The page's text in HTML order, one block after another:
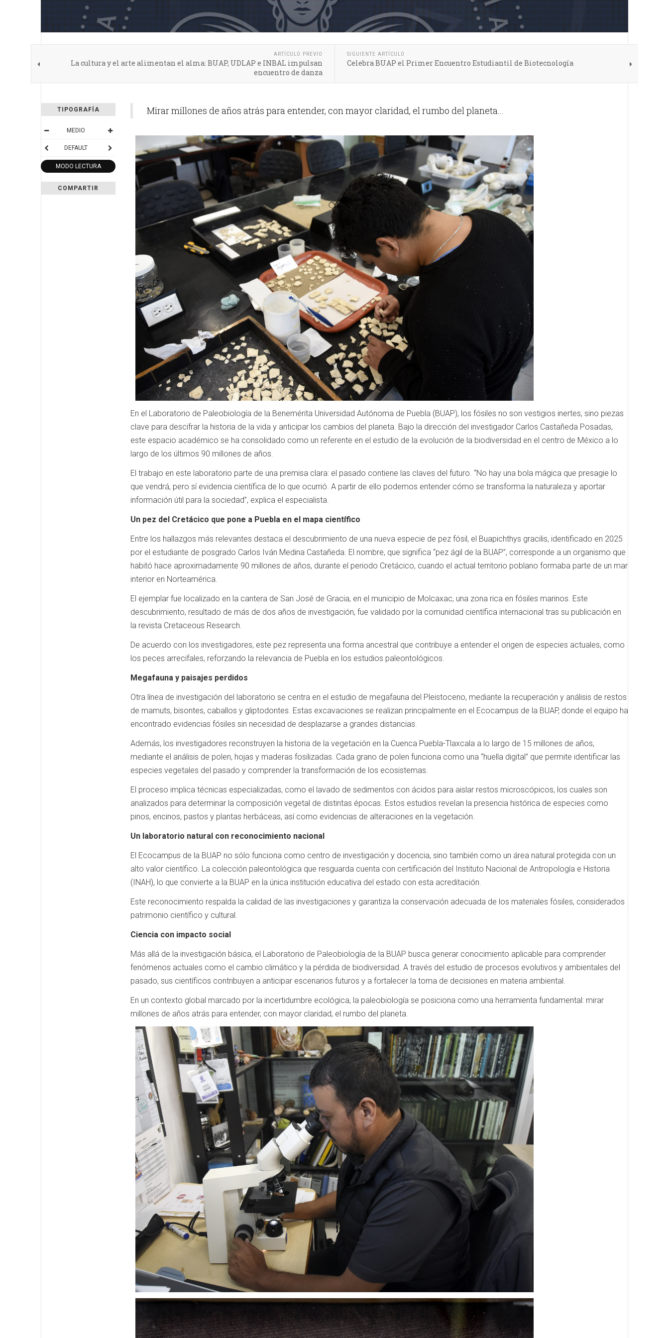
ARTÍCULO PREVIO
La cultura y el arte alimentan el alma: BUAP, UDLAP e INBAL impulsan
encuentro de danza
SIGUIENTE ARTÍCULO
Celebra BUAP el Primer Encuentro Estudiantil de Biotecnología
TIPOGRAFÍA
MEDIO
DEFAULT
MODO LECTURA
COMPARTIR
Mirar millones de años atrás para entender, con mayor claridad, el rumbo del planeta...
En el Laboratorio de Paleobiología de la Benemérita Universidad Autónoma de Puebla (BUAP), los fósiles no son vestigios inertes, sino piezas
clave para descifrar la historia de la vida y anticipar los cambios del planeta. Bajo la dirección del investigador Carlos Castañeda Posadas,
este espacio académico se ha consolidado como un referente en el estudio de la evolución de la biodiversidad en el centro de México a lo
largo de los últimos 90 millones de años.
El trabajo en este laboratorio parte de una premisa clara: el pasado contiene las claves del futuro. “No hay una bola mágica que presagie lo
que vendrá, pero sí evidencia científica de lo que ocurrió. A partir de ello podemos entender cómo se transforma la naturaleza y aportar
información útil para la sociedad”, explica el especialista.
Un pez del Cretácico que pone a Puebla en el mapa científico
Entre los hallazgos más relevantes destaca el descubrimiento de una nueva especie de pez fósil, el Buapichthys gracilis, identificado en 2025
por el estudiante de posgrado Carlos Iván Medina Castañeda. El nombre, que significa “pez ágil de la BUAP”, corresponde a un organismo que
habitó hace aproximadamente 90 millones de años, durante el periodo Cretácico, cuando el actual territorio poblano formaba parte de un mar
interior en Norteamérica.
El ejemplar fue localizado en la cantera de San José de Gracia, en el municipio de Molcaxac, una zona rica en fósiles marinos. Este
descubrimiento, resultado de más de dos años de investigación, fue validado por la comunidad científica internacional tras su publicación en
la revista Cretaceous Research.
De acuerdo con los investigadores, este pez representa una forma ancestral que contribuye a entender el origen de especies actuales, como
los peces arrecifales, reforzando la relevancia de Puebla en los estudios paleontológicos.
Megafauna y paisajes perdidos
Otra línea de investigación del laboratorio se centra en el estudio de megafauna del Pleistoceno, mediante la recuperación y análisis de restos
de mamuts, bisontes, caballos y gliptodontes. Estas excavaciones se realizan principalmente en el Ecocampus de la BUAP, donde el equipo ha
encontrado evidencias fósiles sin necesidad de desplazarse a grandes distancias.
Además, los investigadores reconstruyen la historia de la vegetación en la Cuenca Puebla-Tlaxcala a lo largo de 15 millones de años,
mediante el análisis de polen, hojas y maderas fosilizadas. Cada grano de polen funciona como una “huella digital” que permite identificar las
especies vegetales del pasado y comprender la transformación de los ecosistemas.
El proceso implica técnicas especializadas, como el lavado de sedimentos con ácidos para aislar restos microscópicos, los cuales son
analizados para determinar la composición vegetal de distintas épocas. Estos estudios revelan la presencia histórica de especies como
pinos, encinos, pastos y plantas herbáceas, así como evidencias de alteraciones en la vegetación.
Un laboratorio natural con reconocimiento nacional
El Ecocampus de la BUAP no sólo funciona como centro de investigación y docencia, sino también como un área natural protegida con un
alto valor científico. La colección paleontológica que resguarda cuenta con certificación del Instituto Nacional de Antropología e Historia
(INAH), lo que convierte a la BUAP en la única institución educativa del estado con esta acreditación.
Este reconocimiento respalda la calidad de las investigaciones y garantiza la conservación adecuada de los materiales fósiles, considerados
patrimonio científico y cultural.
Ciencia con impacto social
Más allá de la investigación básica, el Laboratorio de Paleobiología de la BUAP busca generar conocimiento aplicable para comprender
fenómenos actuales como el cambio climático y la pérdida de biodiversidad. A través del estudio de procesos evolutivos y ambientales del
pasado, sus científicos contribuyen a anticipar escenarios futuros y a fortalecer la toma de decisiones en materia ambiental.
En un contexto global marcado por la incertidumbre ecológica, la paleobiología se posiciona como una herramienta fundamental: mirar
millones de años atrás para entender, con mayor claridad, el rumbo del planeta.